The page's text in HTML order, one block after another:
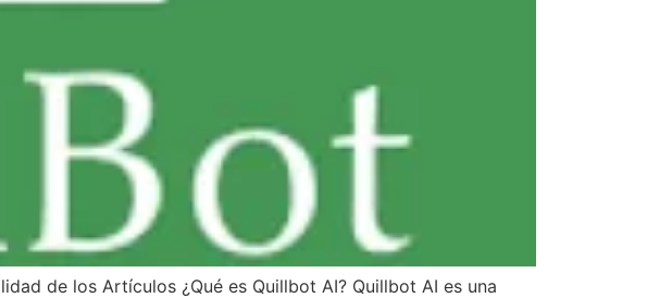
de los Artículos ¿Qué es Quillbot AI? Quillbot AI es una